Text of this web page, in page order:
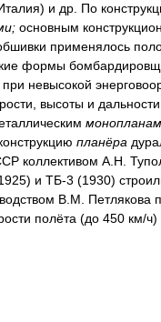
и др. По
основным
применялось
формы
невысокой
высоты и
планёра
коллективом А.Н.
и ТБ-3 (1930)
В.М. Петлякова
полёта (до 450 км/ч)